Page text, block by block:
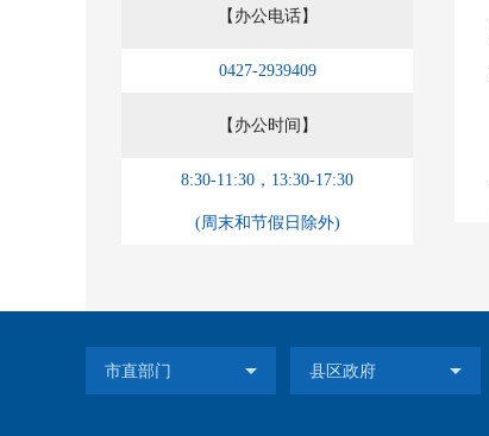
【办公电话】
0427-2939409
【办公时间】
8:30-11:30，13:30-17:30
(周末和节假日除外)